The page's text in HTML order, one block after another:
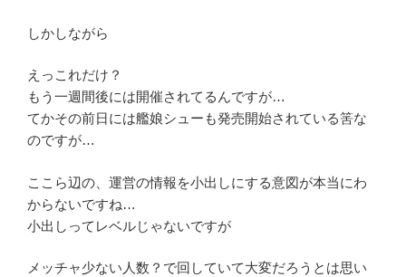
しかしながら
えっこれだけ？
もう一週間後には開催されてるんですが…
てかその前日には艦娘シューも発売開始されている筈な
のですが…
ここら辺の、運営の情報を小出しにする意図が本当にわ
からないですね…
小出しってレベルじゃないですが
メッチャ少ない人数？で回していて大変だろうとは思い